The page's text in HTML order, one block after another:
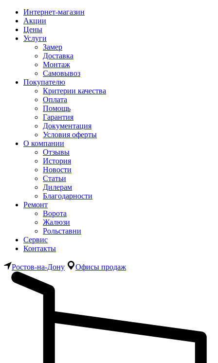
Интернет-магазин
Акции
Цены
Услуги
Замер
Доставка
Монтаж
Самовывоз
Покупателю
Критерии качества
Оплата
Помощь
Гарантия
Документация
Условия оферты
О компании
Отзывы
История
Новости
Статьи
Дилерам
Благодарности
Ремонт
Ворота
Жалюзи
Рольставни
Сервис
Контакты
Ростов-на-Дону Офисы продаж